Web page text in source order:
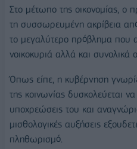
Στο μέτωπο της οικονομίας, ο
τη συσσωρευμένη ακρίβεια
το μεγαλύτερο πρόβλημα που
νοικοκυριά αλλά και συνολικά
Όπως είπε, η κυβέρνηση
της κοινωνίας δυσκολεύεται
υποχρεώσεις του και
μισθολογικές αυξήσεις
πληθωρισμό.